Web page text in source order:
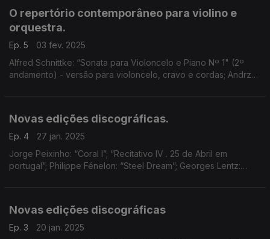
O repertório contemporâneo para violino e
orquestra.
Ep. 5
03 fev. 2025
Alfred Schnittke: “Sonata para Violoncelo e Piano Nº 1" (2º
andamento) - versão para violoncelo, cravo e cordas; Andrzej
Novas edições discográficas.
Ep. 4
27 jan. 2025
Jorge Peixinho: “Coral I”; “Recitativo IV . 25 de Abril em
portugal”; Philippe Fénelon: “Steel Dream”; Georges Lentz:
Novas edições discográficas
Ep. 3
20 jan. 2025